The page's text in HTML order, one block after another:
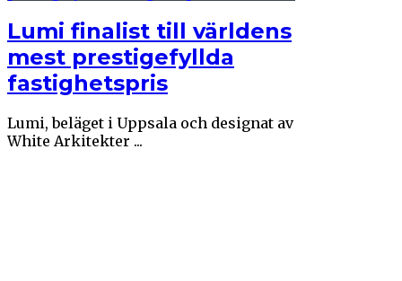
Lumi finalist till världens
mest prestigefyllda
fastighetspris
Lumi, beläget i Uppsala och designat av
White Arkitekter ...